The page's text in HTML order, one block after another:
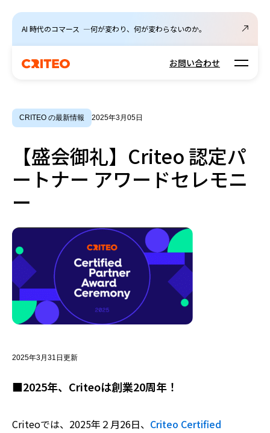
AI 時代のコマース ―何が変わり、何が変わらないのか。
お問い合わせ Open
CRITEO の最新情報 2025年3月05日
【盛会御礼】Criteo 認定パ
ートナー アワードセレモニ
ー
2025年3月31日更新
■2025年、Criteoは創業20周年！
Criteoでは、2025年２月26日、 Criteo Certified